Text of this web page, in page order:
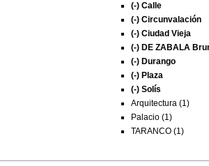
(-) Calle
(-) Circunvalación
(-) Ciudad Vieja
(-) DE ZABALA
(-) Durango
(-) Plaza
(-) Solís
Arquitectura (1)
Palacio (1)
TARANCO (1)